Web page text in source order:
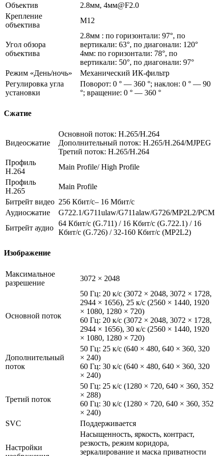
Объектив
2.8мм, 4мм@F2.0
Крепление
объектива
M12
Угол обзора
объектива
2.8мм : по горизонтали: 97°, по
вертикали: 63°, по диагонали: 120°
4мм: по горизонтали: 78°, по
вертикали: 50°, по диагонали: 97°
Режим «День/ночь»
Механический ИК-фильтр
Регулировка угла
установки
Поворот: 0 ° — 360 °; наклон: 0 ° — 90
°; вращение: 0 ° — 360 °
Сжатие
Видеосжатие
Основной поток: H.265/H.264
Дополнительный поток: H.265/H.264/MJPEG
Третий поток: H.265/H.264
Профиль
H.264
Main Profile/ High Profile
Профиль
H.265
Main Profile
Битрейт видео 256 Кбит/с– 16 Мбит/с
Аудиосжатие
G722.1/G711ulaw/G711alaw/G726/MP2L2/PCM
Битрейт аудио
64 Кбит/с (G.711) / 16 Кбит/с (G.722.1) / 16
Кбит/с (G.726) / 32-160 Кбит/с (MP2L2)
Изображение
Максимальное
разрешение
3072 × 2048
Основной поток
50 Гц: 20 к/с (3072 × 2048, 3072 × 1728,
2944 × 1656), 25 к/с (2560 × 1440, 1920
× 1080, 1280 × 720)
60 Гц: 20 к/с (3072 × 2048, 3072 × 1728,
2944 × 1656), 30 к/с (2560 × 1440, 1920
× 1080, 1280 × 720)
Дополнительный
поток
50 Гц: 25 к/с (640 × 480, 640 × 360, 320
× 240)
60 Гц: 30 к/с (640 × 480, 640 × 360, 320
× 240)
Третий поток
50 Гц: 25 к/с (1280 × 720, 640 × 360, 352
× 288)
60 Гц: 30 к/с (1280 × 720, 640 × 360, 352
× 240)
SVC
Поддерживается
Настройки
Насыщенность, яркость, контраст,
резкость, режим коридора,
зеркалирование и маска приватности